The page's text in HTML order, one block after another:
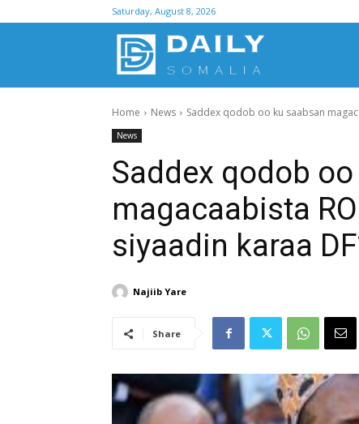
Saturday, August 8, 2026
Home News Saddex qodob oo ku saabsan
News
Saddex qodob
magacaabista
siyaadin karaa
Najiib Yare
Share